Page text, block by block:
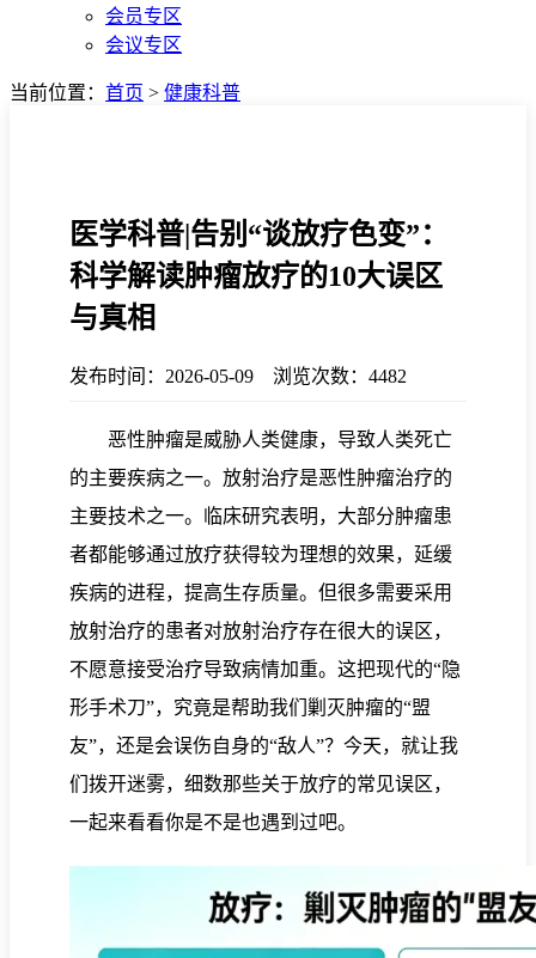
会员专区
会议专区
当前位置： 首页 > 健康科普
医学科普|告别“谈放疗色变”：
科学解读肿瘤放疗的10大误区
与真相
发布时间：2026-05-09 浏览次数：4482
恶性肿瘤是威胁人类健康，导致人类死亡
的主要疾病之一。放射治疗是恶性肿瘤治疗的
主要技术之一。临床研究表明，大部分肿瘤患
者都能够通过放疗获得较为理想的效果，延缓
疾病的进程，提高生存质量。但很多需要采用
放射治疗的患者对放射治疗存在很大的误区，
不愿意接受治疗导致病情加重。这把现代的“隐
形手术刀”，究竟是帮助我们剿灭肿瘤的“盟
友”，还是会误伤自身的“敌人”？今天，就让我
们拨开迷雾，细数那些关于放疗的常见误区，
一起来看看你是不是也遇到过吧。